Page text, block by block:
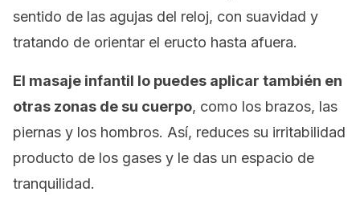
sentido de las agujas del reloj, con suavidad y
tratando de orientar el eructo hasta afuera.
El masaje infantil lo puedes aplicar también en
otras zonas de su cuerpo, como los brazos, las
piernas y los hombros. Así, reduces su irritabilidad
producto de los gases y le das un espacio de
tranquilidad.